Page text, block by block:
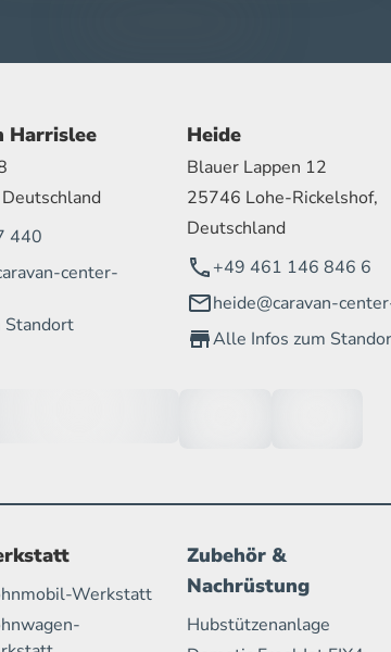
Harrislee
440
center-
Standort
Heide
Blauer Lappen 12
25746 Lohe-Rickelshof,
Deutschland
+49 461 146 846 6
heide@caravan-
Alle Infos zum
Werkstatt
Zubehör &
Nachrüstung
Hubstützenanlage